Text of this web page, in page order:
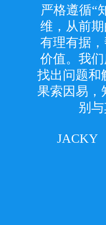
们在艺术
的灵性。“
果人不能
是一个面
里
实”的设计
设计、结
等各个环
索果搞设
严格遵循“
维，从前
有理有据
价值。我
找出问题和
果索因易，
别
富的资源
们深入了
外市场，
资源共享